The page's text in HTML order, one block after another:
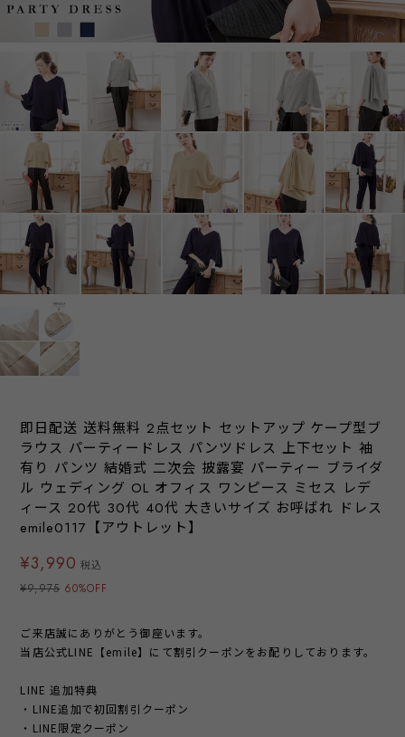
即日配送 送料無料 2点セット セットアップ ケープ型ブ
ラウス パーティードレス パンツドレス 上下セット 袖
有り パンツ 結婚式 二次会 披露宴 パーティー ブライダ
ル ウェディング OL オフィス ワンピース ミセス レデ
ィース 20代 30代 40代 大きいサイズ お呼ばれ ドレス
emile0117【アウトレット】
¥3,990 税込
¥9,975 60%OFF
ご来店誠にありがとう御座います。
当店公式LINE【emile】にて割引クーポンをお配りしております。
LINE 追加特典
・LINE追加で初回割引クーポン
・LINE限定クーポン